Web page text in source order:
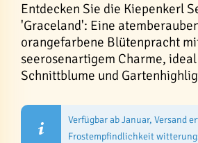
Entdecken Sie die Kiepenkerl
'Graceland': Eine
orangefarbene Blütenpracht
seerosenartigem Charme,
Schnittblume und
Verfügbar ab Januar, Versand
Frostempfindlichkeit